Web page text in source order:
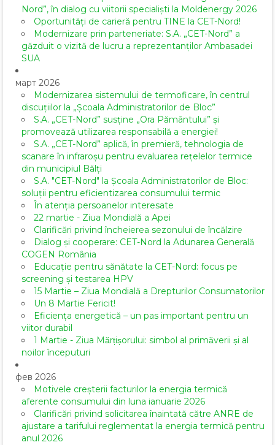
Nord”, în dialog cu viitorii specialiști la Moldenergy 2026
Oportunități de carieră pentru TINE la CET-Nord!
Modernizare prin parteneriate: S.A. „CET-Nord” a
găzduit o vizită de lucru a reprezentanților Ambasadei
SUA
март 2026
Modernizarea sistemului de termoficare, în centrul
discuțiilor la „Școala Administratorilor de Bloc”
S.A. „CET-Nord” susține „Ora Pământului” și
promovează utilizarea responsabilă a energiei!
S.A. „CET-Nord” aplică, în premieră, tehnologia de
scanare în infraroșu pentru evaluarea rețelelor termice
din municipiul Bălți
S.A. "CET-Nord" la Școala Administratorilor de Bloc:
soluții pentru eficientizarea consumului termic
În atenția persoanelor interesate
22 martie - Ziua Mondială a Apei
Clarificări privind încheierea sezonului de încălzire
Dialog și cooperare: CET-Nord la Adunarea Generală
COGEN România
Educație pentru sănătate la CET-Nord: focus pe
screening și testarea HPV
15 Martie – Ziua Mondială a Drepturilor Consumatorilor
Un 8 Martie Fericit!
Eficiența energetică – un pas important pentru un
viitor durabil
1 Martie - Ziua Mărțișorului: simbol al primăverii și al
noilor începuturi
фев 2026
Motivele creșterii facturilor la energia termică
aferente consumului din luna ianuarie 2026
Clarificări privind solicitarea înaintată către ANRE de
ajustare a tarifului reglementat la energia termică pentru
anul 2026